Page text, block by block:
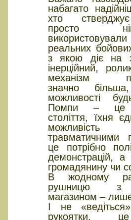
набагато
хто
просто
реальних
з якою діє на
інерційний,
механізм
значно
можливості
Помпи – це
століття, їхня
травматичними
це потрібно
демонстрацій, а
громадянину чи
В жодному
рушницю з
магазином –
І не
рукоятки,